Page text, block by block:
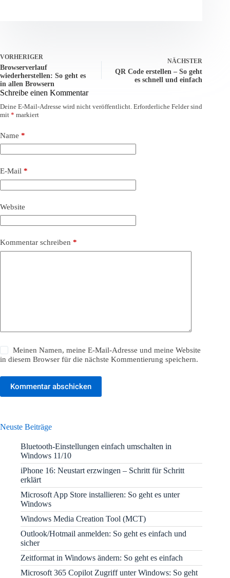
VORHERIGER
Browserverlauf
wiederherstellen: So geht es
in allen Browsern
NÄCHSTER
QR Code erstellen – So geht
es schnell und einfach
Schreibe einen Kommentar
Deine E-Mail-Adresse wird nicht veröffentlicht. Erforderliche Felder sind
mit * markiert
Name *
E-Mail *
Website
Kommentar schreiben *
Meinen Namen, meine E-Mail-Adresse und meine Website
in diesem Browser für die nächste Kommentierung speichern.
Kommentar abschicken
Neuste Beiträge
Bluetooth-Einstellungen einfach umschalten in
Windows 11/10
iPhone 16: Neustart erzwingen – Schritt für Schritt
erklärt
Microsoft App Store installieren: So geht es unter
Windows
Windows Media Creation Tool (MCT)
Outlook/Hotmail anmelden: So geht es einfach und
sicher
Zeitformat in Windows ändern: So geht es einfach
Microsoft 365 Copilot Zugriff unter Windows: So geht